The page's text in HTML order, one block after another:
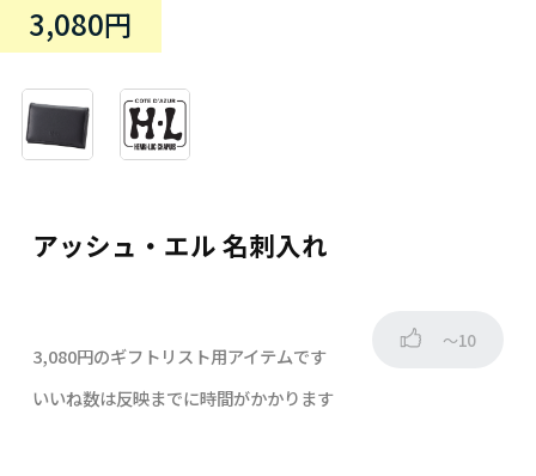
アッシュ・エル 名刺入れ
3,080円
3,080円のギフトリスト用アイテムです
～10
いいね数は反映までに時間がかかります